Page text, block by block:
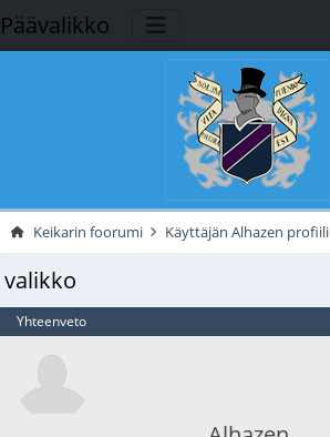
Päävalikko
Keikarin foorumi Käyttäjän Alhazen profiili
valikko
Yhteenveto